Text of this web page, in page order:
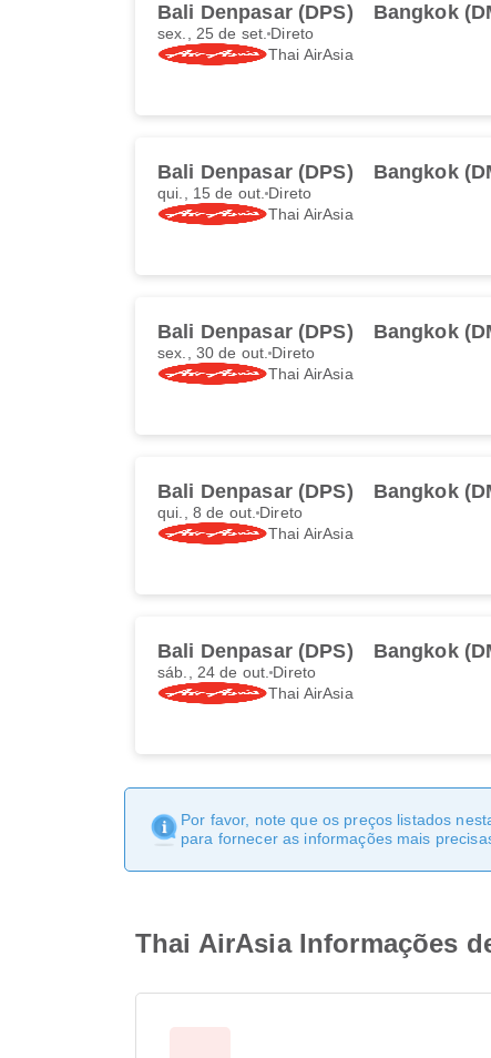
Bali Denpasar (DPS) Bangkok
sex., 25 de set. Direto
Thai AirAsia
Bali Denpasar (DPS) Bangkok
qui., 15 de out. Direto
Thai AirAsia
Bali Denpasar (DPS) Bangkok
sex., 30 de out. Direto
Thai AirAsia
Bali Denpasar (DPS) Bangkok
qui., 8 de out. Direto
Thai AirAsia
Bali Denpasar (DPS) Bangkok
sáb., 24 de out. Direto
Thai AirAsia
Por favor, note que os preços listados
para fornecer as informações mais
Thai AirAsia Informações